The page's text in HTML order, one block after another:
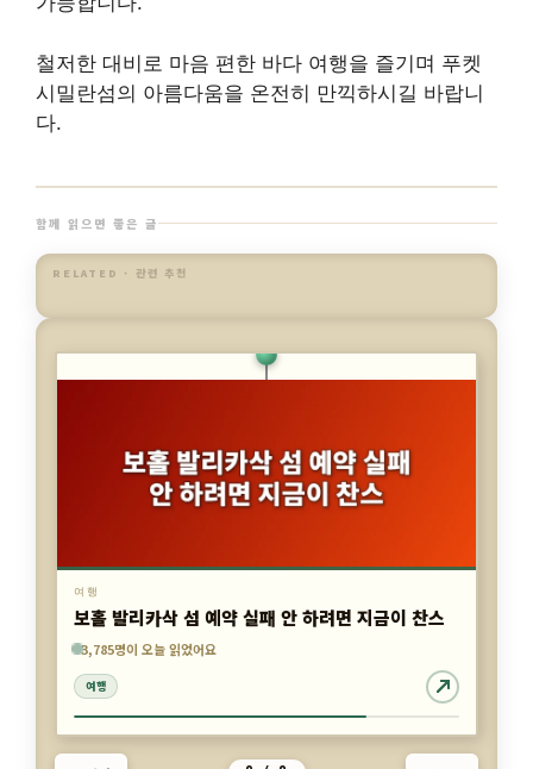
철저한 대비로 마음 편한 바다 여행을 즐기며 푸켓
시밀란섬의 아름다움을 온전히 만끽하시길 바랍니
다.
함께 읽으면 좋은 글
RELATED · 관련 추천
4,839명이 오늘 읽었어요
3,785명이 오늘 읽었어요
여행
마나도 직항 일정 가격 언제 잡아야 덜 후회할까
5,935명이 오늘 읽었어요
여행